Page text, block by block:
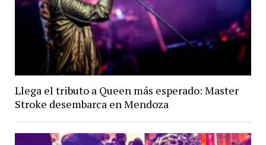
Llega el tributo a Queen más esperado: Master
Stroke desembarca en Mendoza